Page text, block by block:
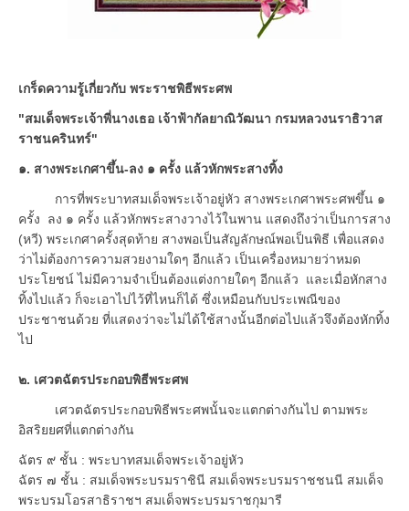
เกร็ดความรู้เกี่ยวกับ พระราชพิธีพระศพ
"สมเด็จพระเจ้าพี่นางเธอ เจ้าฟ้ากัลยาณิวัฒนา กรมหลวงนราธิวาส
ราชนครินทร์"
๑. สางพระเกศาขึ้น-ลง ๑ ครั้ง แล้วหักพระสางทิ้ง
การที่พระบาทสมเด็จพระเจ้าอยู่หัว สางพระเกศาพระศพขึ้น ๑
ครั้ง ลง ๑ ครั้ง แล้วหักพระสางวางไว้ในพาน แสดงถึงว่าเป็นการสาง
(หวี) พระเกศาครั้งสุดท้าย สางพอเป็นสัญลักษณ์พอเป็นพิธี เพื่อแสดง
ว่าไม่ต้องการความสวยงามใดๆ อีกแล้ว เป็นเครื่องหมายว่าหมด
ประโยชน์ ไม่มีความจำเป็นต้องแต่งกายใดๆ อีกแล้ว และเมื่อหักสาง
ทิ้งไปแล้ว ก็จะเอาไปไว้ที่ไหนก็ได้ ซึ่งเหมือนกับประเพณีของ
ประชาชนด้วย ที่แสดงว่าจะไม่ได้ใช้สางนั้นอีกต่อไปแล้วจึงต้องหักทิ้ง
ไป
๒. เศวตฉัตรประกอบพิธีพระศพ
เศวตฉัตรประกอบพิธีพระศพนั้นจะแตกต่างกันไป ตามพระ
อิสริยยศที่แตกต่างกัน
ฉัตร ๙ ชั้น : พระบาทสมเด็จพระเจ้าอยู่หัว
ฉัตร ๗ ชั้น : สมเด็จพระบรมราชินี สมเด็จพระบรมราชชนนี สมเด็จ
พระบรมโอรสาธิราชฯ สมเด็จพระบรมราชกุมารี